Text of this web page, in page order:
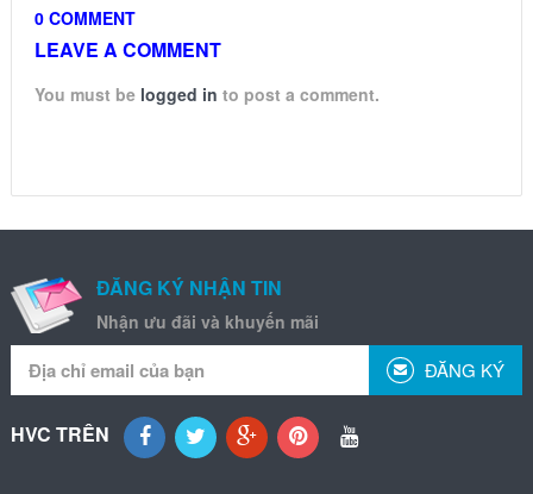
0 COMMENT
LEAVE A COMMENT
You must be logged in to post a comment.
ĐĂNG KÝ NHẬN TIN
Nhận ưu đãi và khuyến mãi
ĐĂNG KÝ
HVC TRÊN